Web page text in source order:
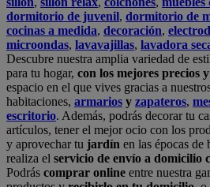
dormitorio de juvenil, dormitorio de
cocinas a medida, decoración,
microondas, lavavajillas, lavadora
Descubre nuestra amplia variedad de
para tu hogar, con los mejores precios
espacio en el que vives gracias a
habitaciones, armarios y zapateros,
escritorio. Además, podrás decorar tu
artículos, tener el mejor ocio con los
y aprovechar tu jardín en las épocas
realiza el servicio de envío a domicilio
Podrás comprar online entre nuestra